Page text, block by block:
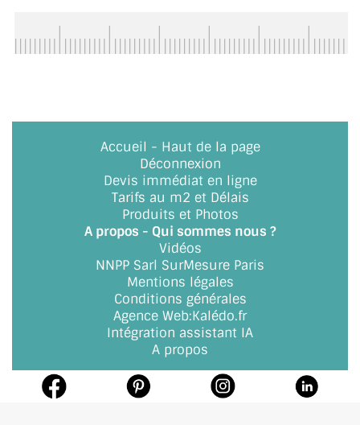
PLEXIGLAS PMMA
LES FIXATIONS POUR MIROIR
LES PROFILS PAROI DE VERRE
VITRINE EN VERRE
CONNECTEURS ET ASSEMBLAGE DE VERRES
PLATS ET CORNIÈRES
BOUTONS ET POIGNÉES
Accueil - Haut de la page
Déconnexion
Devis immédiat en ligne
Tarifs au m2 et Délais
Produits et Photos
A propos - Qui sommes nous ?
Vidéos
NNPP Sarl SurMesure Paris
Mentions légales
Conditions générales
Agence Web:Kalédo.fr
Intégration assistant IA
A propos